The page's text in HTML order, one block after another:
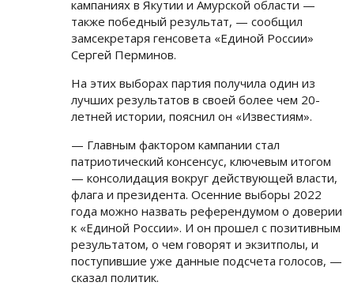
кампаниях в Якутии и Амурской области —
также победный результат, — сообщил
замсекретаря генсовета «Единой России»
Сергей Перминов.
На этих выборах партия получила один из
лучших результатов в своей более чем 20-
летней истории, пояснил он «Известиям».
— Главным фактором кампании стал
патриотический консенсус, ключевым итогом
— консолидация вокруг действующей власти,
флага и президента. Осенние выборы 2022
года можно назвать референдумом о доверии
к «Единой России». И он прошел с позитивным
результатом, о чем говорят и экзитполы, и
поступившие уже данные подсчета голосов, —
сказал политик.